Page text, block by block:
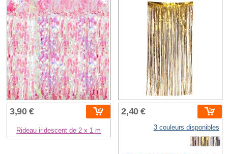
3,90 €
Rideau iridescent de 2 x 1 m
2,40 €
3 couleurs disponibles